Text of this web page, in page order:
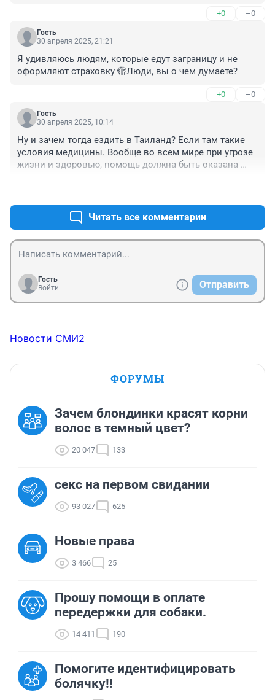
+0 –0
Гость
30 апреля 2025, 21:21
Я удивляюсь людям, которые едут заграницу и не
оформляют страховку 🫣Люди, вы о чем думаете?
+0 –0
Гость
30 апреля 2025, 10:14
Ну и зачем тогда ездить в Таиланд? Если там такие
условия медицины. Вообще во всем мире при угрозе
жизни и здоровью, помощь должна быть оказана
Проверяйте здоровье перед поездкой.
Читать все комментарии
Гость
Войти
Отправить
Новости СМИ2
ФОРУМЫ
Зачем блондинки красят корни
волос в темный цвет?
20 047 133
секс на первом свидании
93 027 625
Новые права
3 466 25
Прошу помощи в оплате
передержки для собаки.
14 411 190
Помогите идентифицировать
болячку!!